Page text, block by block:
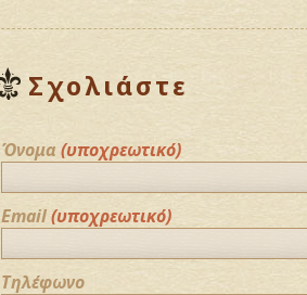
Σχολιάστε
Όνομα (υποχρεωτικό)
Email(υποχρεωτικό)
Τηλέφωνο